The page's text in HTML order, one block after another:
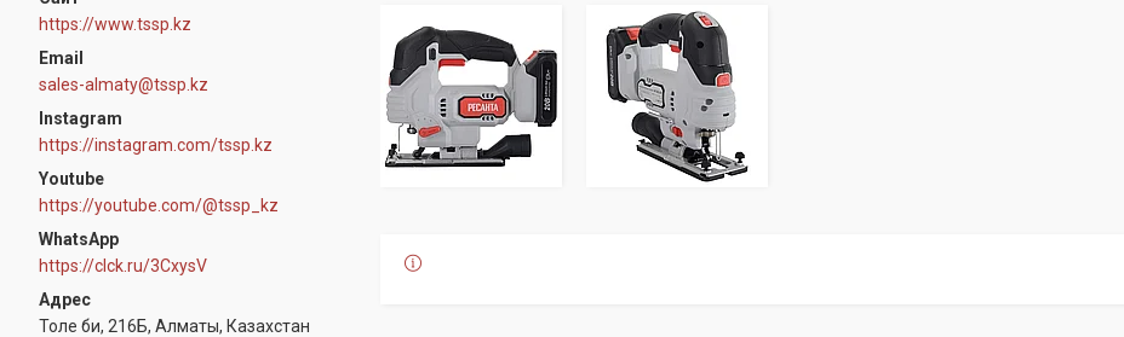
https://www.tssp.kz
sales-almaty@tssp.kz
Instagram
https://instagram.com/tssp.kz
Youtube
https://youtube.com/@tssp_kz
WhatsApp
https://clck.ru/3CxysV
Толе би, 216Б, Алматы, Казахстан